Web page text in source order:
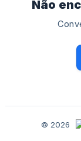
Não
© 2026